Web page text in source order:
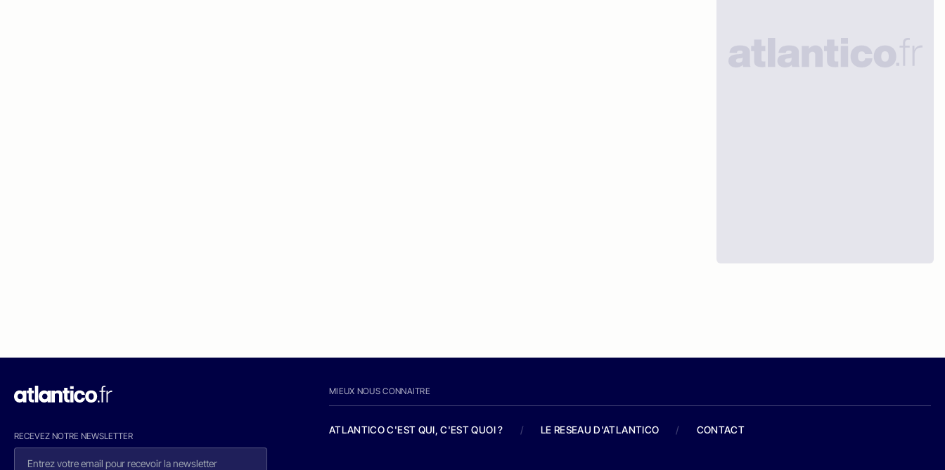
RECEVEZ NOTRE NEWSLETTER
MIEUX NOUS CONNAITRE
ATLANTICO C'EST QUI, C'EST QUOI ? / LE RESEAU D'ATLANTICO / CONTACT